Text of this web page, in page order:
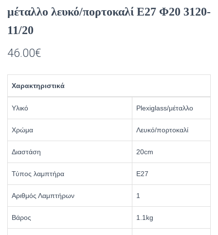
μέταλλο λευκό/πορτοκαλί Ε27 Φ20 3120-
11/20
46.00€
Χαρακτηριστικά
Υλικό Plexiglass/μέταλλο
Χρώμα Λευκό/πορτοκαλί
Διαστάση 20cm
Τύπος λαμπτήρα Ε27
Αριθμός Λαμπτήρων 1
Βάρος 1.1kg